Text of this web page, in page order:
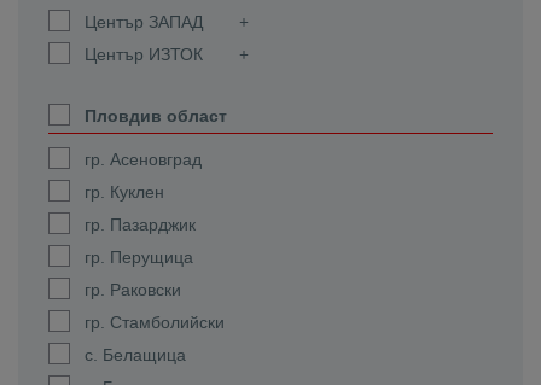
Център ЗАПАД
Център ИЗТОК
Пловдив област
гр. Асеновград
гр. Куклен
гр. Пазарджик
гр. Перущица
гр. Раковски
гр. Стамболийски
с. Белащица